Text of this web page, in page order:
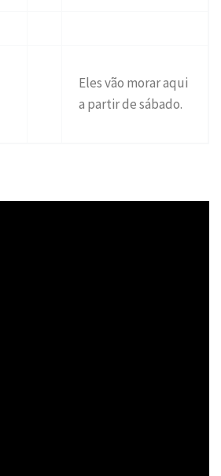
Eles vão morar aqui
a partir de sábado.